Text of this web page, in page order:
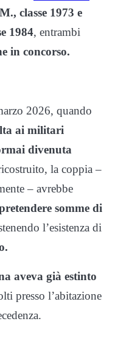
classe 1973 e
1984, entrambi
in concorso.
2026, quando
ai militari
divenuta
la coppia –
– avrebbe
somme di
l’esistenza di
aveva già estinto
presso l’abitazione